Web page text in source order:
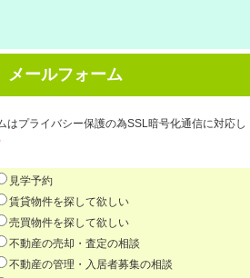
メールフォーム
はプライバシー保護の為SSL暗号化通信に対応し
見学予約
賃貸物件を探して欲しい
売買物件を探して欲しい
不動産の売却・査定の相談
不動産の管理・入居者募集の相談